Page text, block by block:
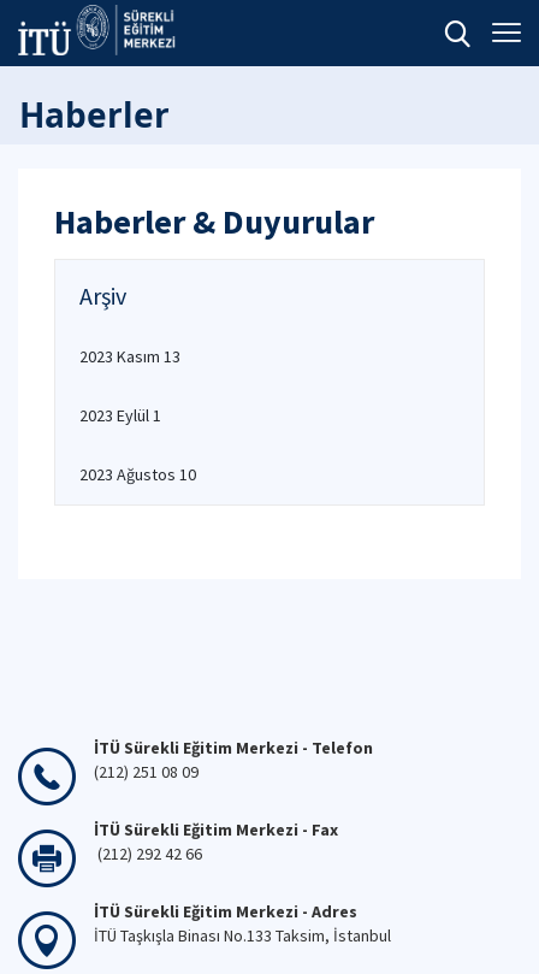
Haberler
Haberler & Duyurular
Arşiv
2023 Kasım 13
2023 Eylül 1
2023 Ağustos 10
İTÜ Sürekli Eğitim Merkezi - Telefon
(212) 251 08 09
İTÜ Sürekli Eğitim Merkezi - Fax
(212) 292 42 66
İTÜ Sürekli Eğitim Merkezi - Adres
İTÜ Taşkışla Binası No.133 Taksim, İstanbul